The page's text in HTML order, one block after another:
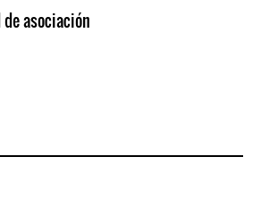
asociación